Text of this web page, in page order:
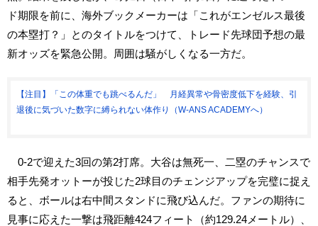
ド期限を前に、海外ブックメーカーは「これがエンゼルス最後
の本塁打？」とのタイトルをつけて、トレード先球団予想の最
新オッズを緊急公開。周囲は騒がしくなる一方だ。
【注目】「この体重でも跳べるんだ」 月経異常や骨密度低下を経験、引
退後に気づいた数字に縛られない体作り（W-ANS ACADEMYへ）
0-2で迎えた3回の第2打席。大谷は無死一、二塁のチャンスで
相手先発オットーが投じた2球目のチェンジアップを完璧に捉え
ると、ボールは右中間スタンドに飛び込んだ。ファンの期待に
見事に応えた一撃は飛距離424フィート（約129.24メートル）、